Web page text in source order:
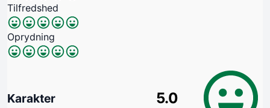
Tilfredshed
Oprydning
Karakter 5.0